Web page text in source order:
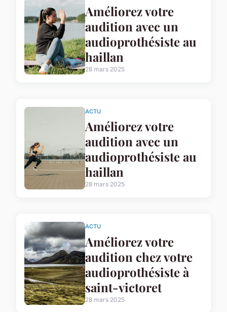
Améliorez votre
audition avec un
audioprothésiste au
haillan
28 mars 2025
ACTU
Améliorez votre
audition avec un
audioprothésiste au
haillan
28 mars 2025
ACTU
Améliorez votre
audition chez votre
audioprothésiste à
saint-victoret
28 mars 2025